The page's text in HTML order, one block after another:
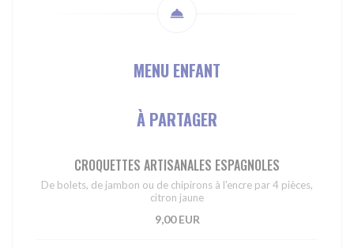
MENU ENFANT
À PARTAGER
CROQUETTES ARTISANALES ESPAGNOLES
De bolets, de jambon ou de chipirons à l'encre par 4 pièces,
citron jaune
9,00 EUR